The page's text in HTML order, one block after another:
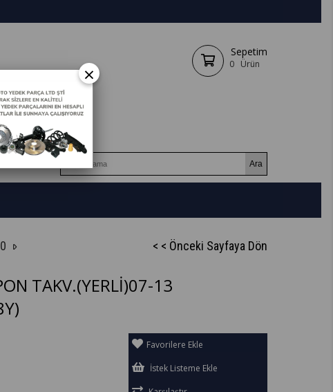
Sepetim
0 Ürün
< < Önceki Sayfaya Dön
TAKV.(YERLİ)07-13
Favorilere Ekle
İstek Listeme Ekle
×